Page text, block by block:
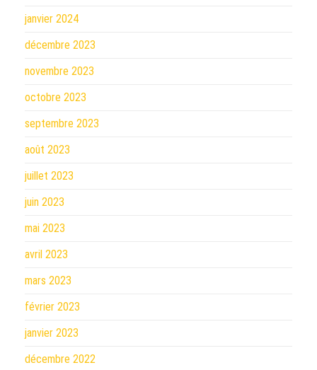
janvier 2024
décembre 2023
novembre 2023
octobre 2023
septembre 2023
août 2023
juillet 2023
juin 2023
mai 2023
avril 2023
mars 2023
février 2023
janvier 2023
décembre 2022